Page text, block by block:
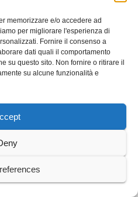
memorizzare e/o accedere ad
per migliorare l'esperienza di
Fornire il consenso a
dati quali il comportamento
su questo sito. Non fornire o ritirare il
su alcune funzionalità e
sue posizioni iniziali,
sempre aderenti ed
che non fa mai
qualsiasi momento della
si tratta di risolvere
critiche.
spesso si affiancano ai
In altre circostanze